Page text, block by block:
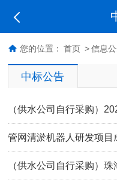
您的位置： 首页 > 信息
中标公告
（供水公司自行采购）
统清淤服务采购项目中标
管网清淤机器人研发项目
（供水公司自行采购）